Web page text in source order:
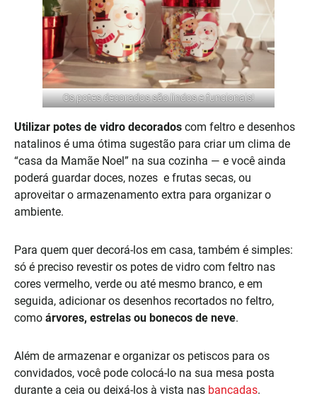
Os potes decorados são lindos e funcionais!
Utilizar potes de vidro decorados com feltro e desenhos
natalinos é uma ótima sugestão para criar um clima de
“casa da Mamãe Noel” na sua cozinha — e você ainda
poderá guardar doces, nozes e frutas secas, ou
aproveitar o armazenamento extra para organizar o
ambiente.
Para quem quer decorá-los em casa, também é simples:
só é preciso revestir os potes de vidro com feltro nas
cores vermelho, verde ou até mesmo branco, e em
seguida, adicionar os desenhos recortados no feltro,
como árvores, estrelas ou bonecos de neve.
Além de armazenar e organizar os petiscos para os
convidados, você pode colocá-lo na sua mesa posta
durante a ceia ou deixá-los à vista nas bancadas.